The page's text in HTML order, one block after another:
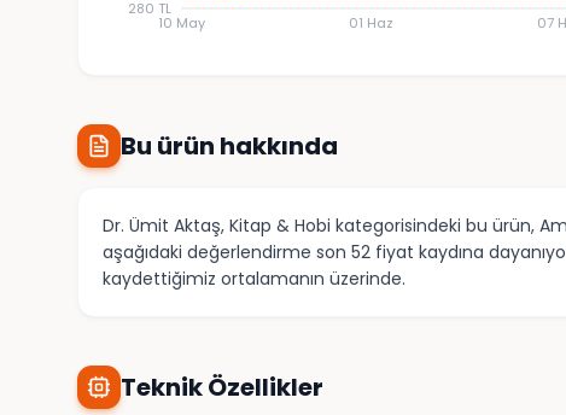
10 May 01 Haz 07
280 TL
Bu ürün hakkında
Dr. Ümit Aktaş, Kitap & Hobi kategorisindeki bu ürün,
aşağıdaki değerlendirme son 52 fiyat kaydına
kaydettiğimiz ortalamanın üzerinde.
Teknik Özellikler